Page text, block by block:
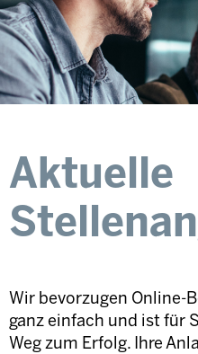
Aktuelle
Wir bevorzugen Online-
ganz einfach und ist für
Weg zum Erfolg. Ihre